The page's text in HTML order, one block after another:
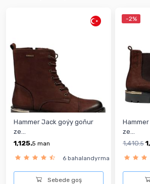
Hammer Jack goýy goňur
ze...
1,125.5 man
6 bahalandyrma
Sebede goş
-2%
ze...
1,410.5